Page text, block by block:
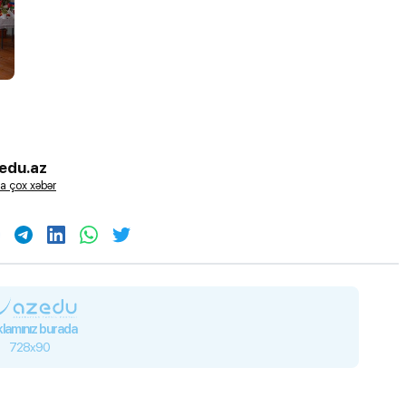
çox xəbər
burada
728x90
MİQ,
və qəbul
marafonu başa çatdı,
müəllimlərin nəticələri dəyişdi...